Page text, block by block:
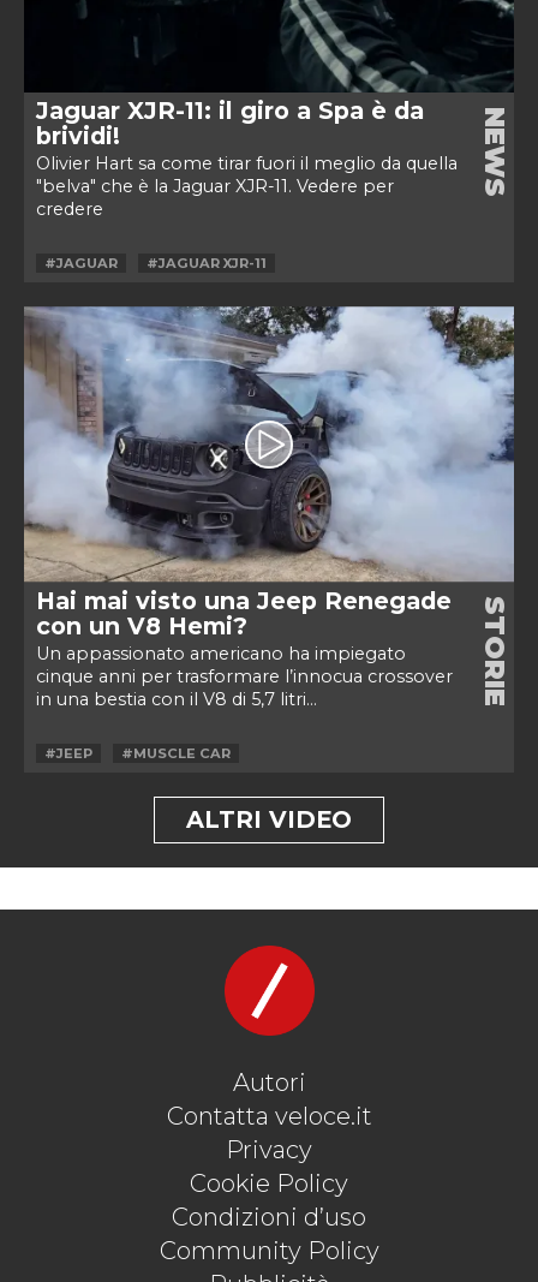
Jaguar XJR-11: il giro a Spa è da
brividi!
Olivier Hart sa come tirar fuori il meglio da quella
"belva" che è la Jaguar XJR-11. Vedere per
credere
NEWS
#JAGUAR #JAGUAR XJR-11
Hai mai visto una Jeep Renegade
con un V8 Hemi?
Un appassionato americano ha impiegato
cinque anni per trasformare l’innocua crossover
in una bestia con il V8 di 5,7 litri...
STORIE
#JEEP #MUSCLE CAR
ALTRI VIDEO
Autori
Contatta veloce.it
Privacy
Cookie Policy
Condizioni d’uso
Community Policy